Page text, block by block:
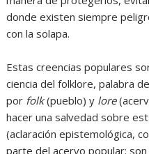
donde existen siempre
con la solapa.
Estas creencias populares
ciencia del folklore, palabra
por folk(pueblo) y lore
hacer una salvedad sobre
(aclaración epistemológica,
parte del acervo popular: